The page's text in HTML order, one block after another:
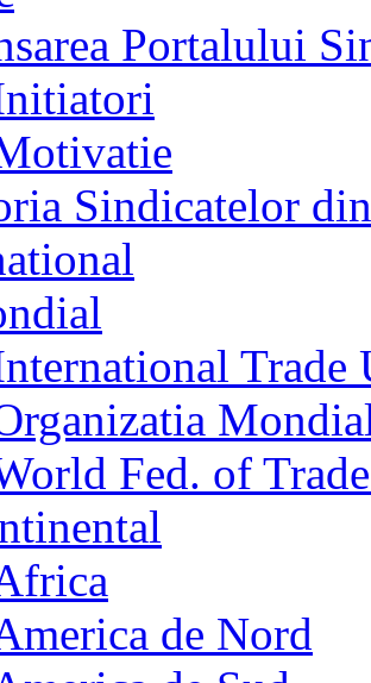
Portalului
Sindicatelor
Trade
Fed. of
de Nord